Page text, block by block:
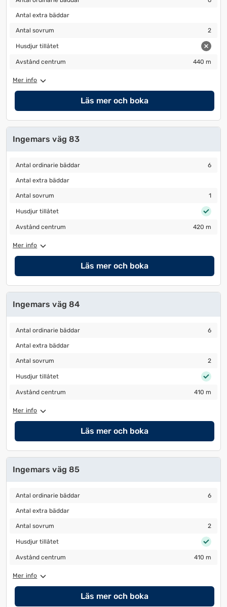
Antal extra bäddar
Antal extra bäddar
Antal sovrum
Antal sovrum 2
Husdjur tillåtet
Husdjur tillåtet
Avstånd centrum
Avstånd centrum 440 m
Mer info
Läs mer och boka
Ingemars väg 83
Antal ordinarie bäddar
Antal ordinarie bäddar 6
Antal extra bäddar
Antal extra bäddar
Antal sovrum
Antal sovrum 1
Husdjur tillåtet
Husdjur tillåtet
Avstånd centrum
Avstånd centrum 420 m
Mer info
Läs mer och boka
Ingemars väg 84
Antal ordinarie bäddar
Antal ordinarie bäddar 6
Antal extra bäddar
Antal extra bäddar
Antal sovrum
Antal sovrum 2
Husdjur tillåtet
Husdjur tillåtet
Avstånd centrum
Avstånd centrum 410 m
Mer info
Läs mer och boka
Ingemars väg 85
Antal ordinarie bäddar
Antal ordinarie bäddar 6
Antal extra bäddar
Antal extra bäddar
Antal sovrum
Antal sovrum 2
Husdjur tillåtet
Husdjur tillåtet
Avstånd centrum
Avstånd centrum 410 m
Mer info
Läs mer och boka